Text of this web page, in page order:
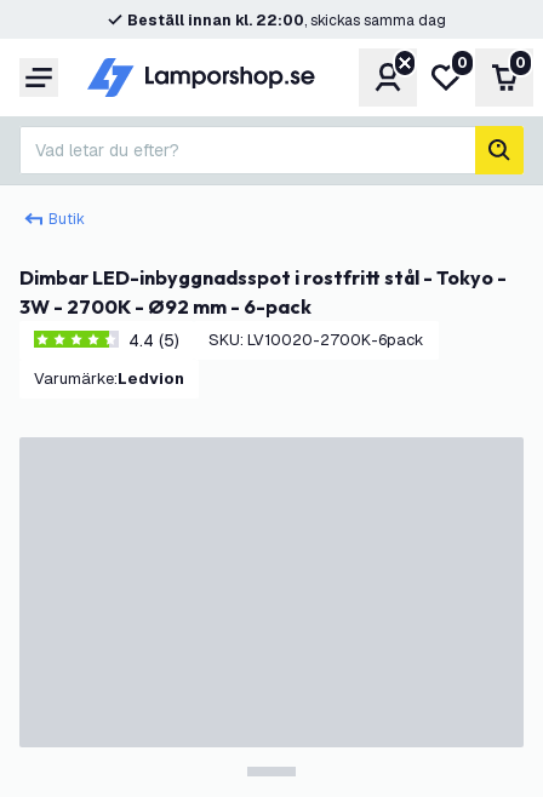
Beställ innan kl. 22:00, skickas samma dag
Meny KontoMin0 0
Vad letar du efter?
sök
Butik
Dimbar LED-inbyggnadsspot i rostfritt stål - Tokyo -
3W - 2700K - Ø92 mm - 6-pack
4.4 stjärnbetyg4.4 (5) SKU: LV10020-2700K-6pack
Varumärke: Ledvion